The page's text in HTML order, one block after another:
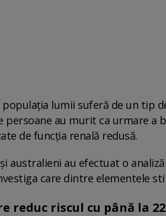
lumii suferă de un tip
persoane au murit ca urmare a
de funcția renală redusă.
australieni au efectuat o
care dintre elementele
reduc riscul cu până la